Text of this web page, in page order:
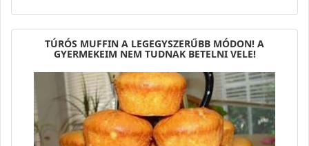
TÚRÓS MUFFIN A LEGEGYSZERŰBB MÓDON! A
GYERMEKEIM NEM TUDNAK BETELNI VELE!